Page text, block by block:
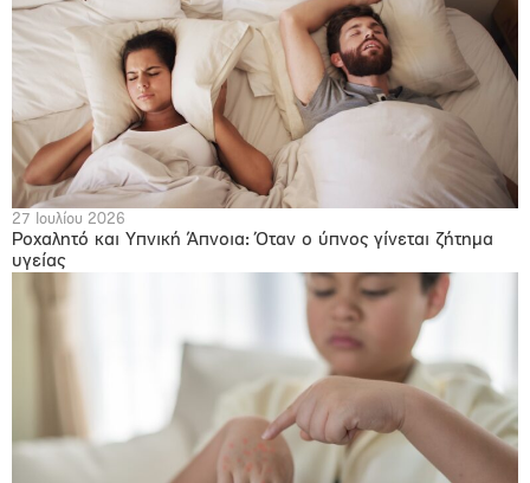
27 Ιουλίου 2026
Ροχαλητό και Υπνική Άπνοια: Όταν ο ύπνος γίνεται ζήτημα
υγείας